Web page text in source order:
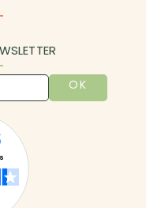
OK